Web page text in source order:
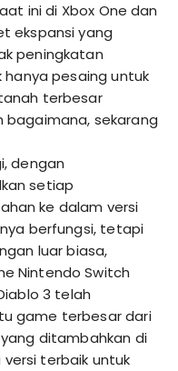
ini di Xbox One dan
ekspansi yang
peningkatan
pesaing untuk
terbesar
sekarang
dengan
setiap
ke dalam versi
berfungsi, tetapi
luar biasa,
Nintendo Switch
3 telah
game terbesar dari
ditambahkan di
versi terbaik untuk